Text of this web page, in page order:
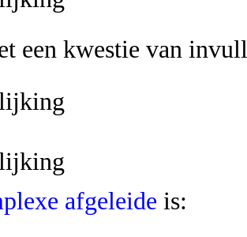
een kwestie van
afgeleide is: